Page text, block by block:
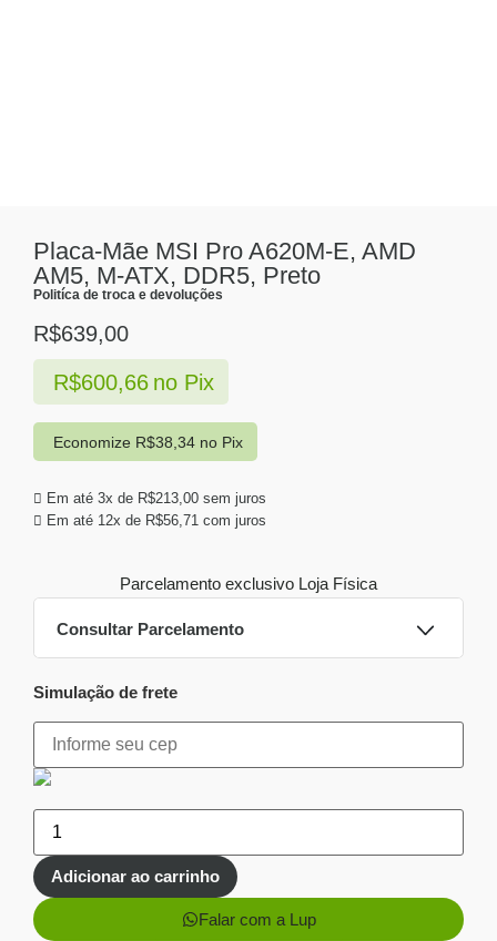
Placa-Mãe MSI Pro A620M-E, AMD
AM5, M-ATX, DDR5, Preto
Politíca de troca e devoluções
R$639,00
Em até 3x de R$213,00 sem juros
Em até 12x de R$56,71 com juros
R$600,66 no Pix
Economize R$38,34no Pix
Parcelamento exclusivo Loja Física
Consultar Parcelamento
Dinheiro ou PIX
Pix:R$ 600,66
Cartões de crédito:
Aprovação imediata
Simulação de frete
Adicionar ao carrinho
Falar com a Lup